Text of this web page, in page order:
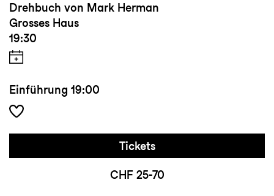
Drehbuch von Mark Herman
Grosses Haus
19:30
Einführung 19:00
Tickets
CHF 25-70